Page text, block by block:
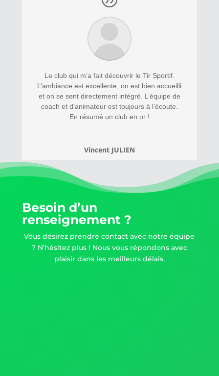
Le club qui m’a fait découvrir le Tir Sportif.
L’ambiance est excellente, on est bien accueilli
et on se sent directement intégré. L’équipe de
coach et d’animateur est toujours à l’écoute.
En résumé un club en or !
Vincent JULIEN
Besoin d’un
renseignement ?
Vous désirez prendre contact avec notre équipe
? N’hésitez plus ! Nous vous répondons avec
plaisir dans les meilleurs délais.